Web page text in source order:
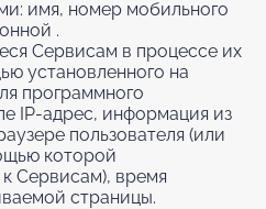
имя, номер мобильного
.
Сервисам в процессе их
установленного на
программного
IP-адрес, информация из
пользователя (или
которой
Сервисам), время
страницы.